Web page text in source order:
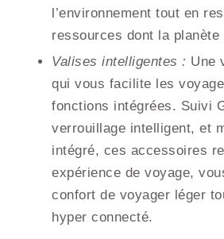
l’environnement tout en
ressources dont la planète
Valises intelligentes : Une
qui vous facilite les
fonctions intégrées. Suivi
verrouillage intelligent, et
intégré, ces accessoires
expérience de voyage,
confort de voyager léger
hyper connecté.